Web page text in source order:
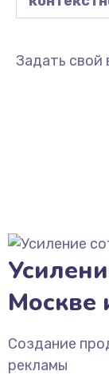
Задать свой
Москве
Создание
рекламы